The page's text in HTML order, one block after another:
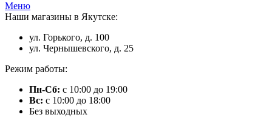
Меню
Наши магазины в Якутске:
ул. Горького, д. 100
ул. Чернышевского, д. 25
Режим работы:
Пн-Сб: с 10:00 до 19:00
Вс: с 10:00 до 18:00
Без выходных